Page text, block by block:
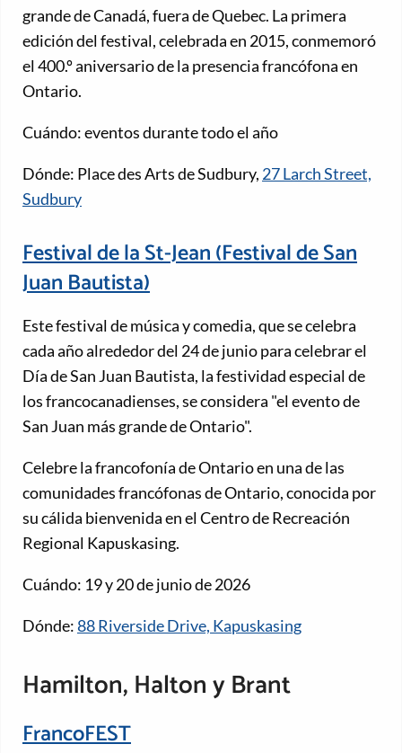
grande de Canadá, fuera de Quebec. La primera
edición del festival, celebrada en 2015, conmemoró
el 400.º aniversario de la presencia francófona en
Ontario.
Cuándo: eventos durante todo el año
Dónde: Place des Arts de Sudbury, 27 Larch Street,
Sudbury
Festival de la St-Jean (Festival de San
Juan Bautista)
Este festival de música y comedia, que se celebra
cada año alrededor del 24 de junio para celebrar el
Día de San Juan Bautista, la festividad especial de
los francocanadienses, se considera "el evento de
San Juan más grande de Ontario".
Celebre la francofonía de Ontario en una de las
comunidades francófonas de Ontario, conocida por
su cálida bienvenida en el Centro de Recreación
Regional Kapuskasing.
Cuándo: 19 y 20 de junio de 2026
Dónde:88 Riverside Drive, Kapuskasing
Hamilton, Halton y Brant
FrancoFEST